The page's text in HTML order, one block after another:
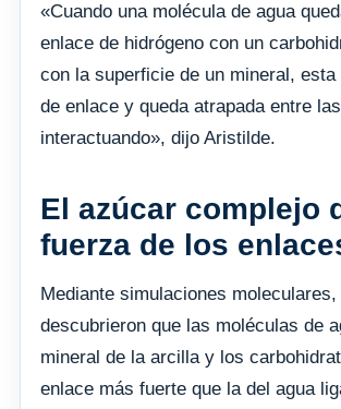
«Cuando una molécula de agua
enlace de hidrógeno con un
con la superficie de un mineral,
de enlace y queda atrapada entre
interactuando», dijo Aristilde.
El azúcar complejo
fuerza de los
Mediante simulaciones
descubrieron que las moléculas de
mineral de la arcilla y los
enlace más fuerte que la del agua